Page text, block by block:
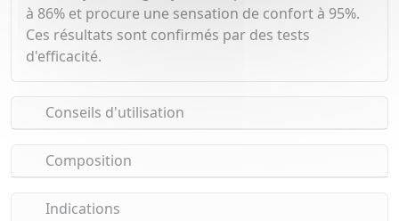
à 86% et procure une sensation de confort à 95%.
Ces résultats sont confirmés par des tests
d'efficacité.
Conseils d'utilisation
Composition
Indications